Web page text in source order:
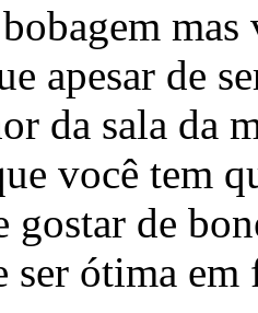
apesar de
da sala da
você tem
gostar de
ser ótima